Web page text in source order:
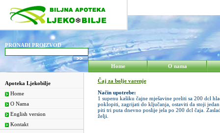
PRONAĐI PROIZVOD
Home O nama
Apoteka Ljekobilje
Home
O Nama
English version
Kontakt
Čaj za bolje varenje
Način upotrebe:
1 supenu kašiku čajne mješavine preliti sa 200 dcl
poklopiti, zagrijati do ključanja, ostaviti da stoji
piti tri puta dnevno poslije jela po 200 dcl čaja.
želji.